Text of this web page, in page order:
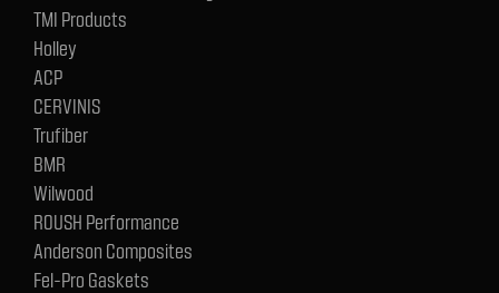
TMI Products
Holley
ACP
CERVINIS
Trufiber
BMR
Wilwood
ROUSH Performance
Anderson Composites
Fel-Pro Gaskets